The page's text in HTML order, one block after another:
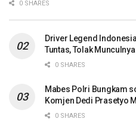
0 SHARES
Driver Legend
Tuntas, Tolak
0 SHARES
Mabes Polri Bungkam
Komjen Dedi Prasetyo
0 SHARES